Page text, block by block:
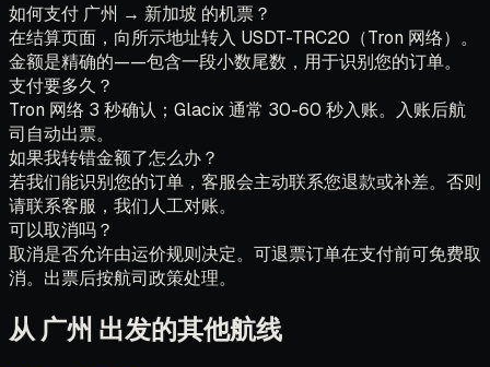
如何支付 广州 → 新加坡 的机票？
在结算页面，向所示地址转入 USDT-TRC20（Tron 网络）。
金额是精确的——包含一段小数尾数，用于识别您的订单。
支付要多久？
Tron 网络 3 秒确认；Glacix 通常 30-60 秒入账。入账后航
司自动出票。
如果我转错金额了怎么办？
若我们能识别您的订单，客服会主动联系您退款或补差。否则
请联系客服，我们人工对账。
可以取消吗？
取消是否允许由运价规则决定。可退票订单在支付前可免费取
消。出票后按航司政策处理。
从 广州 出发的其他航线